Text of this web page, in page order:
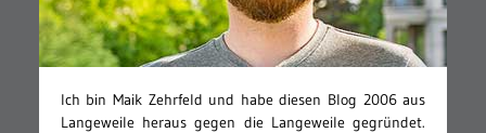
Ich bin Maik Zehrfeld und habe diesen Blog 2006 aus
Langeweile heraus gegen die Langeweile gegründet.